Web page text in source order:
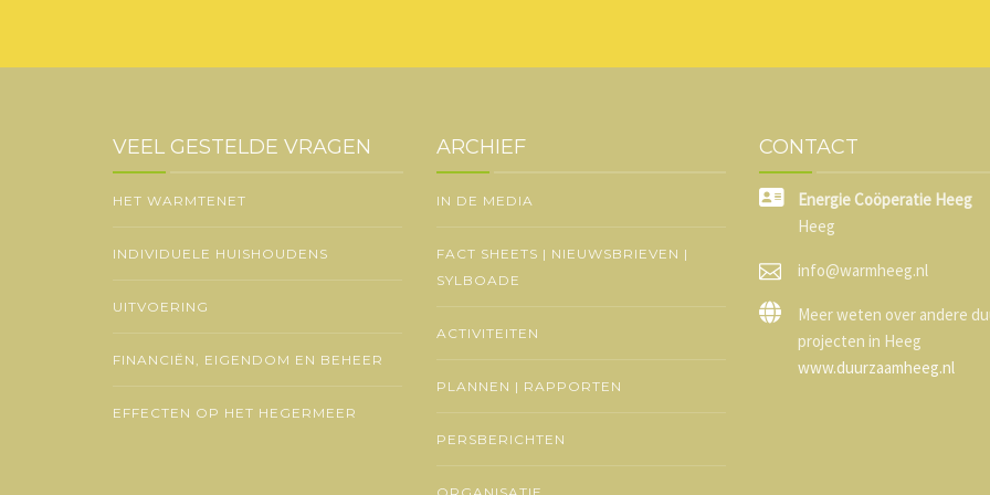
VEEL GESTELDE VRAGEN
HET WARMTENET
INDIVIDUELE HUISHOUDENS
UITVOERING
FINANCIËN, EIGENDOM EN BEHEER
EFFECTEN OP HET HEGERMEER
ARCHIEF
IN DE MEDIA
FACT SHEETS | NIEUWSBRIEVEN |
SYLBOADE
ACTIVITEITEN
PLANNEN | RAPPORTEN
PERSBERICHTEN
CONTACT
Energie Coöperatie Heeg
Heeg
info@warmheeg.nl
Meer weten over andere
projecten in Heeg
www.duurzaamheeg.nl